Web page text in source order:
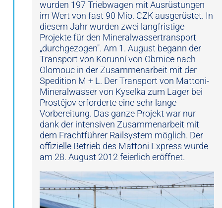
wurden 197 Triebwagen mit Ausrüstungen
im Wert von fast 90 Mio. CZK ausgerüstet. In
diesem Jahr wurden zwei langfristige
Projekte für den Mineralwassertransport
„durchgezogen". Am 1. August begann der
Transport von Korunní von Obrnice nach
Olomouc in der Zusammenarbeit mit der
Spedition M + L. Der Transport von Mattoni-
Mineralwasser von Kyselka zum Lager bei
Prostějov erforderte eine sehr lange
Vorbereitung. Das ganze Projekt war nur
dank der intensiven Zusammenarbeit mit
dem Frachtführer Railsystem möglich. Der
offizielle Betrieb des Mattoni Express wurde
am 28. August 2012 feierlich eröffnet.